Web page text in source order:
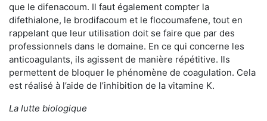
que le difenacoum. Il faut également compter la
difethialone, le brodifacoum et le flocoumafene, tout en
rappelant que leur utilisation doit se faire que par des
professionnels dans le domaine. En ce qui concerne les
anticoagulants, ils agissent de manière répétitive. Ils
permettent de bloquer le phénomène de coagulation. Cela
est réalisé à l’aide de l’inhibition de la vitamine K.
La lutte biologique